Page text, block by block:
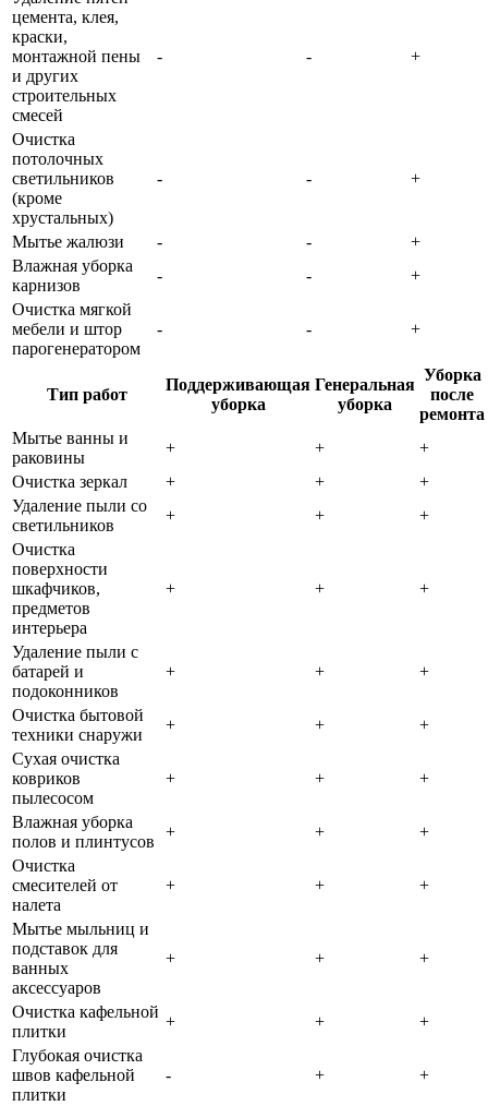
цемента, клея,
краски,
монтажной пены
и других
строительных
смесей
- - +
Очистка
потолочных
светильников
(кроме
хрустальных)
- - +
Мытье жалюзи - -
+
Влажная уборка
карнизов
- -
+
Очистка мягкой
мебели и штор
парогенератором
- - +
Тип работ
Поддерживающая
уборка
Генеральная
уборка
Уборка
после
ремонта
Мытье ванны и
раковины
+ +
+
Очистка зеркал
+ +
+
Удаление пыли со
светильников
+ +
+
Очистка
поверхности
шкафчиков,
предметов
интерьера
+ + +
Удаление пыли с
батарей и
подоконников
+ + +
Очистка бытовой
техники снаружи
+ +
+
Сухая очистка
ковриков
пылесосом
+ + +
Влажная уборка
полов и плинтусов
+ +
+
Очистка
смесителей от
налета
+ + +
Мытье мыльниц и
подставок для
ванных
аксессуаров
+ + +
Очистка кафельной
плитки
+ +
+
Глубокая очистка
швов кафельной
плитки
- + +